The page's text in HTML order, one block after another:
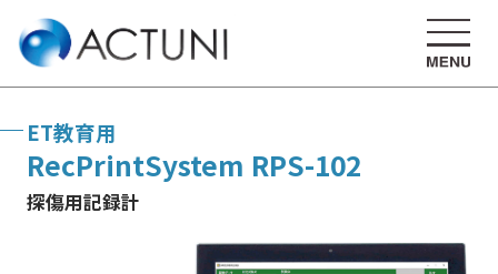
ET教育用
RecPrintSystem RPS-102
探傷用記録計